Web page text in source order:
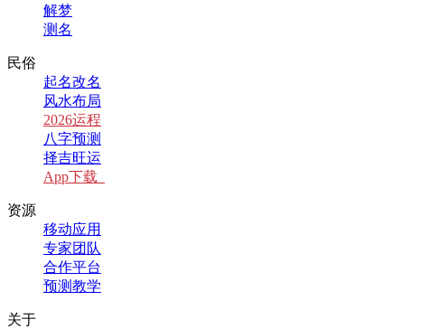
解梦
测名
民俗
起名改名
风水布局
2026运程
八字预测
择吉旺运
App下载
资源
移动应用
专家团队
合作平台
预测教学
关于